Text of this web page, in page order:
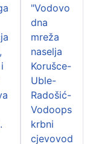
"Vodovo
dna
mreža
naselja
Korušce-
Uble-
Radošić-
Vodoops
krbni
cjevovod